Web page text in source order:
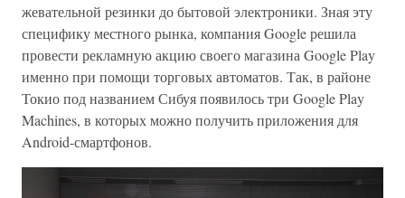
жевательной резинки до бытовой электроники. Зная эту
специфику местного рынка, компания Google решила
провести рекламную акцию своего магазина Google Play
именно при помощи торговых автоматов. Так, в районе
Токио под названием Сибуя появилось три Google Play
Machines, в которых можно получить приложения для
Android-смартфонов.